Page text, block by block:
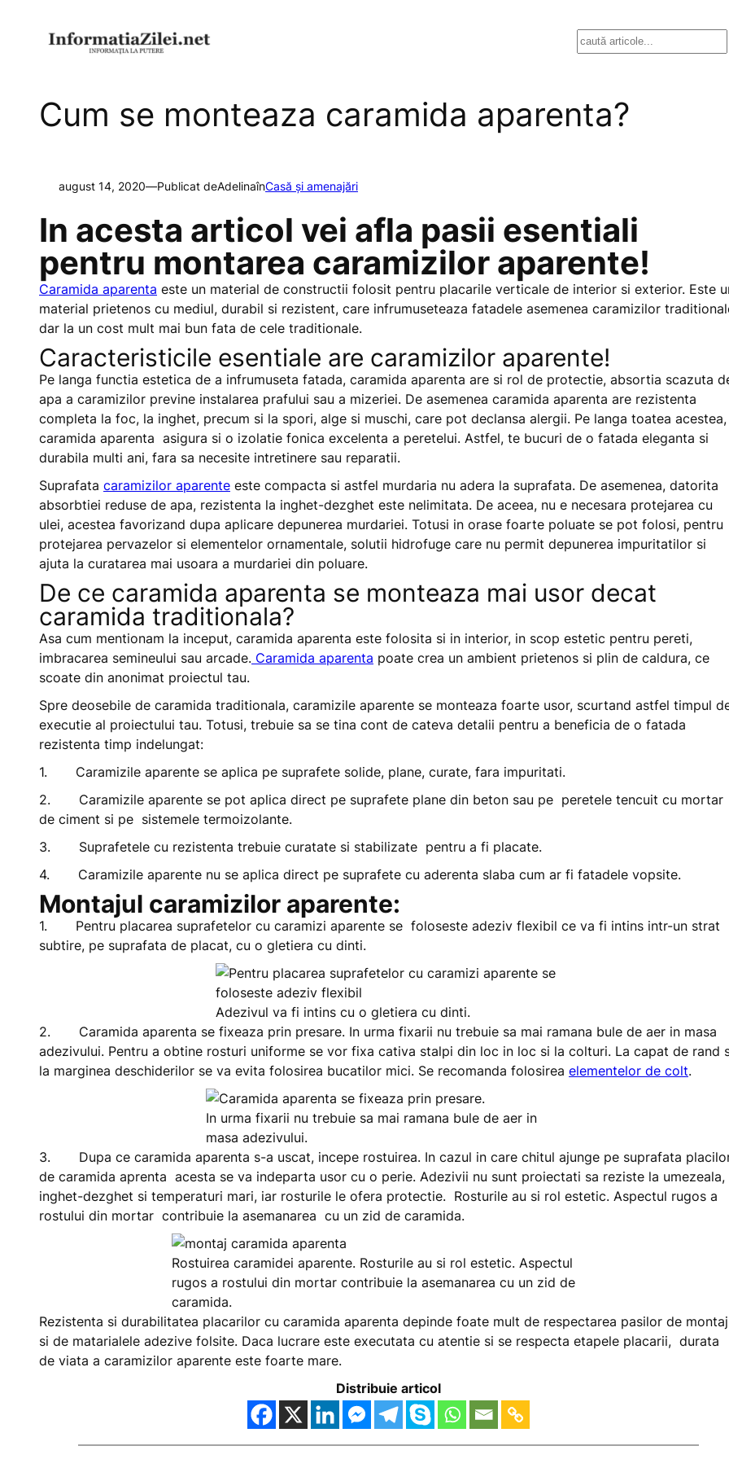
Search
Cum se monteaza caramida aparenta?
august 14, 2020—Publicat deAdelinaînCasă și amenajări
In acesta articol vei afla pasii esentiali
pentru montarea caramizilor aparente!
Caramida aparenta este un material de constructii folosit pentru placarile verticale de interior si exterior. Este
material prietenos cu mediul, durabil si rezistent, care infrumuseteaza fatadele asemenea caramizilor
dar la un cost mult mai bun fata de cele traditionale.
Caracteristicile esentiale are caramizilor aparente!
Pe langa functia estetica de a infrumuseta fatada, caramida aparenta are si rol de protectie, absortia scazuta
apa a caramizilor previne instalarea prafului sau a mizeriei. De asemenea caramida aparenta are rezistenta
completa la foc, la inghet, precum si la spori, alge si muschi, care pot declansa alergii. Pe langa toatea acestea,
caramida aparenta asigura si o izolatie fonica excelenta a peretelui. Astfel, te bucuri de o fatada eleganta si
durabila multi ani, fara sa necesite intretinere sau reparatii.
Suprafata caramizilor aparente este compacta si astfel murdaria nu adera la suprafata. De asemenea, datorita
absorbtiei reduse de apa, rezistenta la inghet-dezghet este nelimitata. De aceea, nu e necesara protejarea cu
ulei, acestea favorizand dupa aplicare depunerea murdariei. Totusi in orase foarte poluate se pot folosi, pentru
protejarea pervazelor si elementelor ornamentale, solutii hidrofuge care nu permit depunerea impuritatilor si
ajuta la curatarea mai usoara a murdariei din poluare.
De ce caramida aparenta se monteaza mai usor decat
caramida traditionala?
Asa cum mentionam la inceput, caramida aparenta este folosita si in interior, in scop estetic pentru pereti,
imbracarea semineului sau arcade. Caramida aparenta poate crea un ambient prietenos si plin de caldura, ce
scoate din anonimat proiectul tau.
Spre deosebile de caramida traditionala, caramizile aparente se monteaza foarte usor, scurtand astfel timpul
executie al proiectului tau. Totusi, trebuie sa se tina cont de cateva detalii pentru a beneficia de o fatada
rezistenta timp indelungat:
1. Caramizile aparente se aplica pe suprafete solide, plane, curate, fara impuritati.
2. Caramizile aparente se pot aplica direct pe suprafete plane din beton sau pe peretele tencuit cu mortar
de ciment si pe sistemele termoizolante.
3. Suprafetele cu rezistenta trebuie curatate si stabilizate pentru a fi placate.
4. Caramizile aparente nu se aplica direct pe suprafete cu aderenta slaba cum ar fi fatadele vopsite.
Montajul caramizilor aparente:
1. Pentru placarea suprafetelor cu caramizi aparente se foloseste adeziv flexibil ce va fi intins intr-un strat
subtire, pe suprafata de placat, cu o gletiera cu dinti.
Adezivul va fi intins cu o gletiera cu dinti.
2. Caramida aparenta se fixeaza prin presare. In urma fixarii nu trebuie sa mai ramana bule de aer in masa
adezivului. Pentru a obtine rosturi uniforme se vor fixa cativa stalpi din loc in loc si la colturi. La capat de rand
la marginea deschiderilor se va evita folosirea bucatilor mici. Se recomanda folosirea elementelor de colt.
In urma fixarii nu trebuie sa mai ramana bule de aer in
masa adezivului.
3. Dupa ce caramida aparenta s-a uscat, incepe rostuirea. In cazul in care chitul ajunge pe suprafata
de caramida aprenta acesta se va indeparta usor cu o perie. Adezivii nu sunt proiectati sa reziste la umezeala,
inghet-dezghet si temperaturi mari, iar rosturile le ofera protectie. Rosturile au si rol estetic. Aspectul rugos a
rostului din mortar contribuie la asemanarea cu un zid de caramida.
Rostuirea caramidei aparente. Rosturile au si rol estetic. Aspectul
rugos a rostului din mortar contribuie la asemanarea cu un zid de
caramida.
Rezistenta si durabilitatea placarilor cu caramida aparenta depinde foate mult de respectarea pasilor de montaj
si de matarialele adezive folsite. Daca lucrare este executata cu atentie si se respecta etapele placarii, durata
de viata a caramizilor aparente este foarte mare.
Distribuie articol